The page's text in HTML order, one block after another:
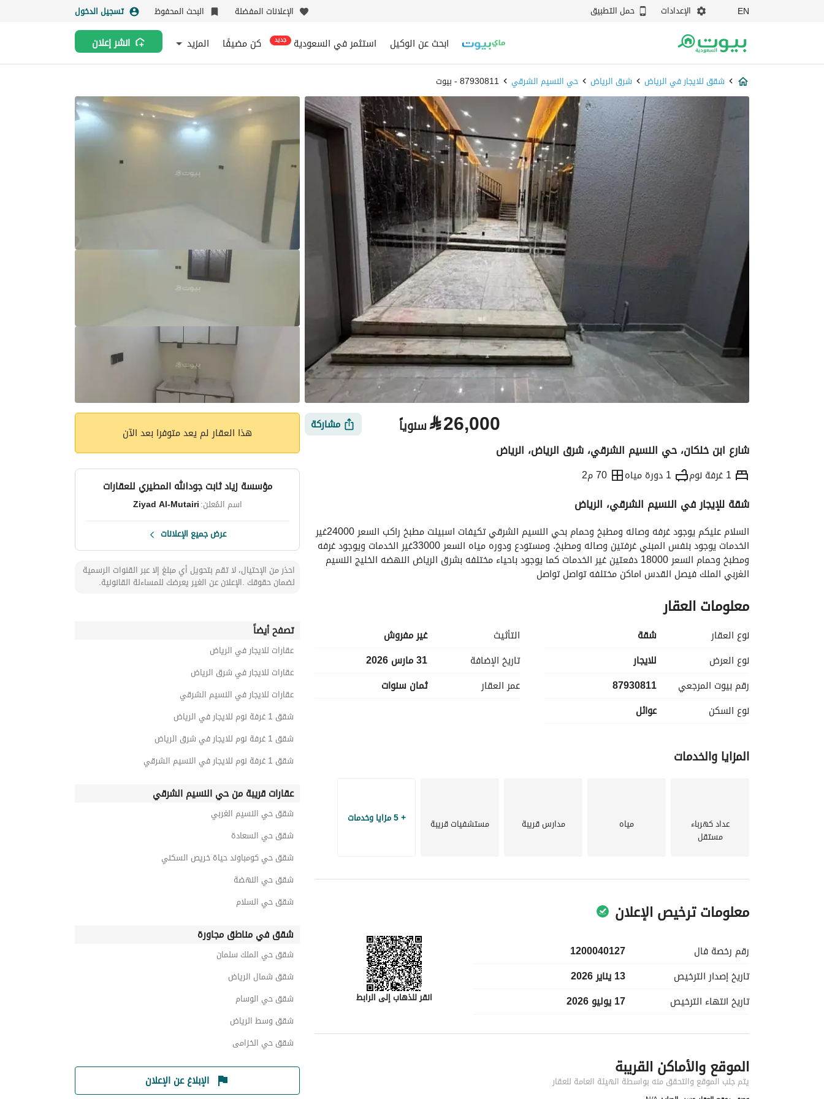
EN الإعدادات حمل التطبيق الإعلانات المفضلة البحث المحفوظ تسجيل الدخول
ابحث عن الوكيل استثمر في السعودية جديد كن مضيفًا المزيد انشر إعلان
شقق للايجار في الرياض شرق الرياض حي النسيم الشرقي 87930811 - بيوت
⃁26,000 سنوياً مشاركة
شارع ابن خلكان، حي النسيم الشرقي، شرق الرياض، الرياض
1 غرفة نوم 1 دورة مياه 70 م2
معلومات ترخيص الإعلان
شقة للإيجار في النسيم الشرقي، الرياض
السلام عليكم يوجود غرفه وصاله ومطبخ وحمام بحي النسيم الشرقي تكيفات اسبيلت مطبخ راكب السعر 24000غير
الغربي الملك فيصل القدس اماكن مختلفه تواصل تواصل
معلومات العقار
نوع العقار
شقة
نوع العرض
للايجار
رقم بيوت المرجعي
87930811
نوع السكن
عوائل
التأثيث
غير مفروش
تاريخ الإضافة
31 مارس 2026
عمر العقار
ثمان سنوات
المزايا والخدمات
عداد كهرباء
مستقل
مياه مدارس قريبة مستشفيات قريبة + 5 مزايا وخدمات
معلومات ترخيص الإعلان
رقم رخصة فال
1200040127
تاريخ إصدار الترخيص
13 يناير 2026
تاريخ انتهاء الترخيص 17 يوليو 2026 انقر للذهاب إلى الرابط
معلومات مسؤول الإعلان
اسم المسؤول زياد ثابت جودالله المطيري
الموقع والأماكن القريبة
يتم جلب الموقع والتحقق منه بواسطة الهيئة العامة للعقار
هذا العقار لم يعد متوفرا بعد الآن
مؤسسة زياد ثابت جودالله المطيري للعقارات
اسم المُعلن:Ziyad Al-Mutairi
عرض جميع الإعلانات
احذر من الإحتيال، لا تقم بتحويل أي مبلغ إلا عبر القنوات الرسمية
لضمان حقوقك .الإعلان عن الغير يعرضك للمساءلة القانونية.
تصفح أيضاً
عقارات للايجار في الرياض
عقارات للايجار في شرق الرياض
عقارات للايجار في النسيم الشرقي
شقق 1 غرفة نوم للايجار في الرياض
شقق 1 غرفة نوم للايجار في شرق الرياض
شقق 1 غرفة نوم للايجار في النسيم الشرقي
عقارات قريبة من حي النسيم الشرقي
شقق حي النسيم الغربي
شقق حي السعادة
شقق حي كومباوند حياة خريص السكني
شقق حي النهضة
شقق حي السلام
شقق في مناطق مجاورة
شقق حي الملك سلمان
شقق شمال الرياض
شقق حي الوسام
شقق وسط الرياض
شقق حي الخزامى
الإبلاغ عن الإعلان